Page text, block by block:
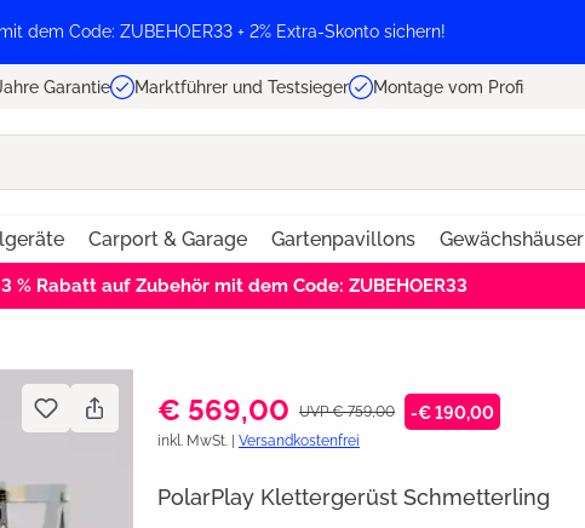
dem Code: ZUBEHOER33 + 2% Extra-Skonto sichern!
Garantie Marktführer und Testsieger Montage vom Profi
Carport & Garage Gartenpavillons Gewächshäuser
% Rabatt auf Zubehör mit dem Code: ZUBEHOER33
€ 569,00 UVP € 759,00 -€ 190,00
inkl. MwSt. | Versandkostenfrei
PolarPlay Klettergerüst Schmetterling